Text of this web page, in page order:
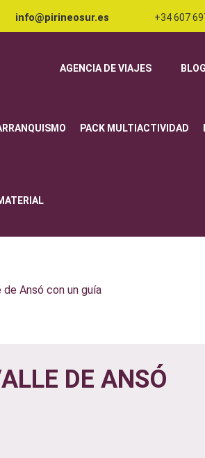
info@pirineosur.es +34 607
AGENCIA DE VIAJES BLOG
PACK MULTIACTIVIDAD
Ansó con un guía
DE ANSÓ